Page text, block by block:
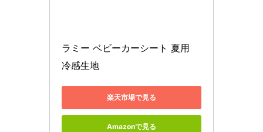
ラミー ベビーカーシート 夏用
冷感生地
楽天市場で見る
Amazonで見る